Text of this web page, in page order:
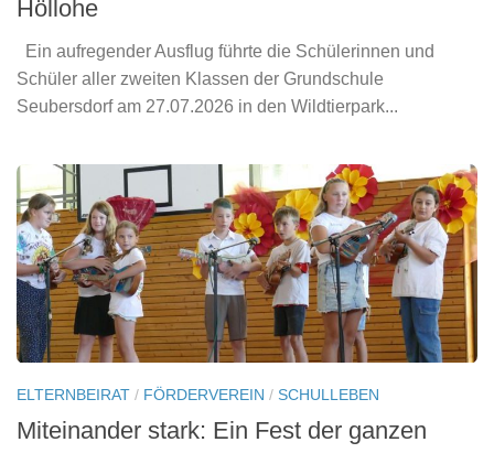
Höllohe
Ein aufregender Ausflug führte die Schülerinnen und
Schüler aller zweiten Klassen der Grundschule
Seubersdorf am 27.07.2026 in den Wildtierpark...
ELTERNBEIRAT / FÖRDERVEREIN / SCHULLEBEN
Miteinander stark: Ein Fest der ganzen